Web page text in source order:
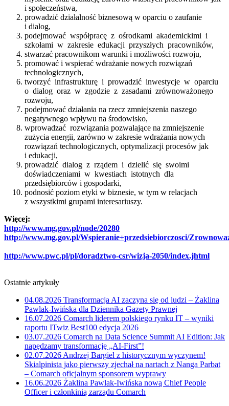
i społeczeństwa,
prowadzić działalność biznesową w oparciu o zaufanie
i dialog,
podejmować współpracę z ośrodkami akademickimi i
szkołami w zakresie edukacji przyszłych pracowników,
stwarzać pracownikom warunki i możliwości rozwoju,
promować i wspierać wdrażanie nowych rozwiązań
technologicznych,
tworzyć infrastrukturę i prowadzić inwestycje w oparciu
o dialog oraz w zgodzie z zasadami zrównoważonego
rozwoju,
podejmować działania na rzecz zmniejszenia naszego
negatywnego wpływu na środowisko,
wprowadzać rozwiązania pozwalające na zmniejszenie
zużycia energii, zarówno w zakresie wdrażania nowych
rozwiązań technologicznych, optymalizacji procesów jak
i edukacji,
prowadzić dialog z rządem i dzielić się swoimi
doświadczeniami w kwestiach istotnych dla
przedsiębiorców i gospodarki,
podnosić poziom etyki w biznesie, w tym w relacjach
z wszystkimi grupami interesariuszy.
Więcej:
http://www.mg.gov.pl/node/20280
http://www.mg.gov.pl/Wspieranie+przedsiebiorczosci/
http://www.pwc.pl/pl/doradztwo-csr/wizja-2050/index.jhtml
Ostatnie artykuły
04.08.2026 Transformacja AI zaczyna się od ludzi – Żaklina
Pawlak-Iwińska dla Dziennika Gazety Prawnej
16.07.2026 Comarch liderem polskiego rynku IT – wyniki
raportu ITwiz Best100 edycja 2026
03.07.2026 Comarch na Data Science Summit AI Edition: Jak
napędzamy transformację „AI-First”!
02.07.2026 Andrzej Bargiel z historycznym wyczynem!
Skialpinista jako pierwszy zjechał na nartach z Nanga Parbat
– Comarch oficjalnym sponsorem wyprawy
16.06.2026 Żaklina Pawlak-Iwińska nową Chief People
Officer i członkinią zarządu Comarch